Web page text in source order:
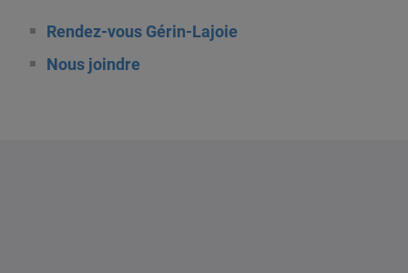
Rendez-vous Gérin-Lajoie
Nous joindre